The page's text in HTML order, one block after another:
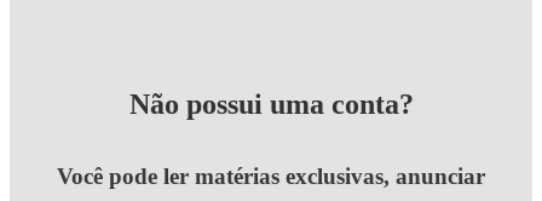
Não possui uma conta?
Você pode ler matérias exclusivas, anunciar